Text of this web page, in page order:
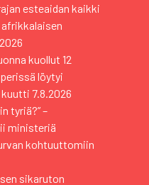
esteaidan kaikki
kuollut 12
löytyi
kuutti 7.8.2026
tyriä?” –
ministeriä
kohtuuttomiin
sikaruton